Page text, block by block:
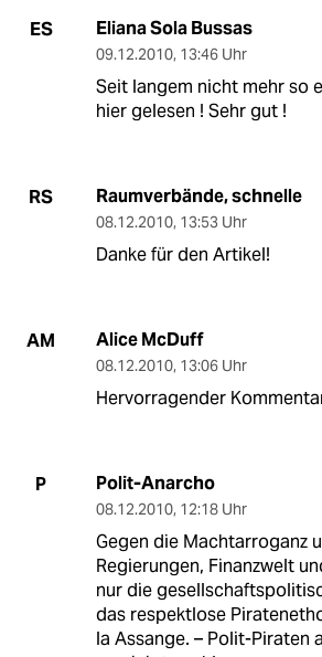
ES Eliana Sola Bussas
09.12.2010, 13:46 Uhr
Seit langem nicht mehr so
hier gelesen ! Sehr gut !
RS Raumverbände, schnelle
08.12.2010, 13:53 Uhr
Danke für den Artikel!
AM Alice McDuff
08.12.2010, 13:06 Uhr
Hervorragender
P Polit-Anarcho
08.12.2010, 12:18 Uhr
Gegen die Machtarroganz
Regierungen, Finanzwelt
nur die
das respektlose
la Assange. – Polit-Piraten